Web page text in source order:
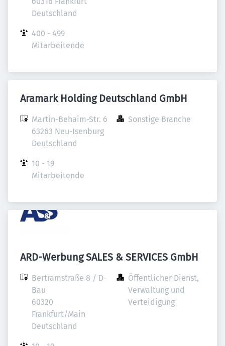
Deutschland
400 - 499
Mitarbeitende
Aramark Holding Deutschland GmbH
Martin-Behaim-Str. 6
63263 Neu-Isenburg
Deutschland
Sonstige Branche
10 - 19
Mitarbeitende
ARD-Werbung SALES & SERVICES GmbH
Bertramstraße 8 / D-
Bau
60320
Frankfurt/Main
Deutschland
Öffentlicher Dienst,
Verwaltung und
Verteidigung